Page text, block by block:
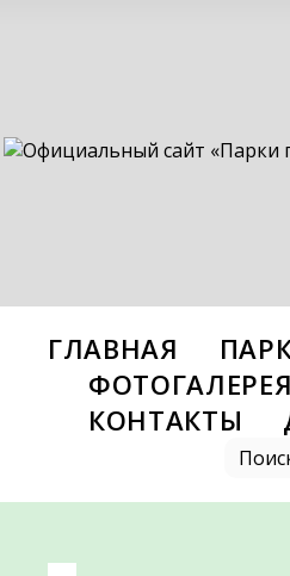
ГЛАВНАЯ
ФОТОГАЛЕРЕЯ
КОНТАКТЫ